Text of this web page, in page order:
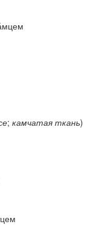
; камчатая ткань)